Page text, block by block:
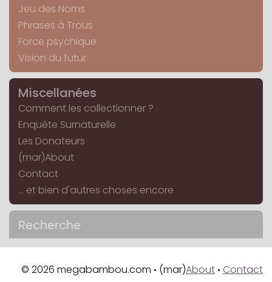
Jeu des Noms
Phrases à Trous
Force psychique
Vision du futur
Miscellanées
Comment les collectionner ?
Enquête Surnaturelle
Les Donateurs
(mar)About
Contact
... et bien d'autres choses encore
Recherche
© 2026 megabambou.com • (mar)About • Contact